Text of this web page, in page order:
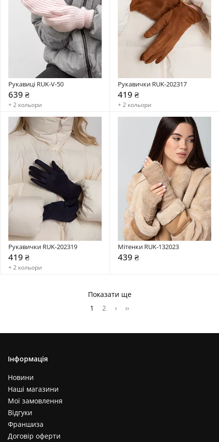
Рукавиці RUK-V-50
639 ₴
+ 2 кольори
Рукавички RUK-202317
419 ₴
+ 2 кольори
Рукавички RUK-202319
419 ₴
+ 2 кольори
Мітенки RUK-132023
439 ₴
Показати ще
1
2 › ››
Інформація
Новини
Наші магазини
Мої замовлення
Відгуки
Франшиза
Договір оферти